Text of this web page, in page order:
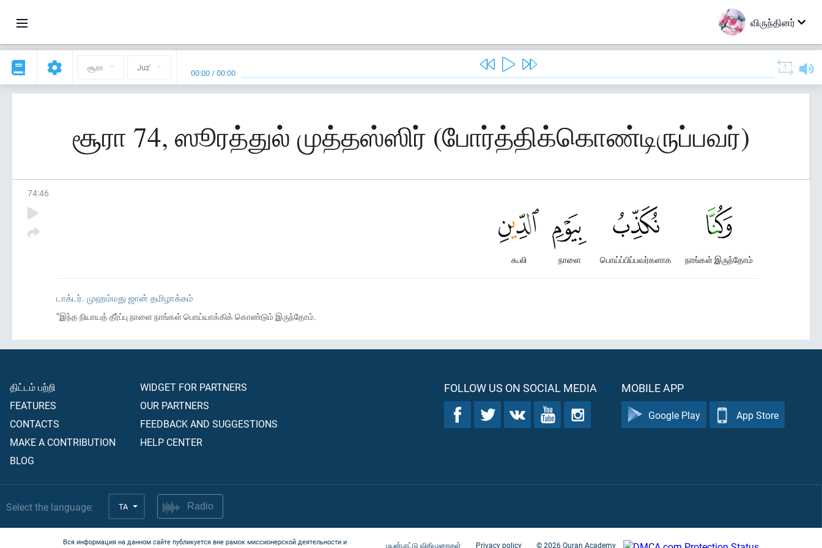
விருந்தினர்
சூரா Juz' 00:00 /00:00
சூரா 74, ஸூரத்துல் முத்தஸ்ஸிர் (போர்த்திக்கொண்டிருப்பவர்)
74:46
நாங்கள் இருந்தோம்
பொய்ப்பிப்பவர்களாக
நாளை
கூலி
டாக்டர். முஹம்மது ஜான் தமிழாக்கம்
“இந்த நியாயத் தீர்ப்பு நாளை நாங்கள் பொய்யாக்கிக் கொண்டும் இருந்தோம்.
திட்டம் பற்றி
FEATURES
CONTACTS
MAKE A CONTRIBUTION
BLOG
WIDGET FOR PARTNERS
OUR PARTNERS
FEEDBACK AND SUGGESTIONS
HELP CENTER
FOLLOW US ON SOCIAL MEDIA MOBILE APP
Google Play App Store
Select the language: TA Radio
Вся информация на данном сайте публикуется вне рамок миссионерской деятельности и
பயன்பாட்டு விதிமுறைகள் Privacy policy ©2026Quran Academy